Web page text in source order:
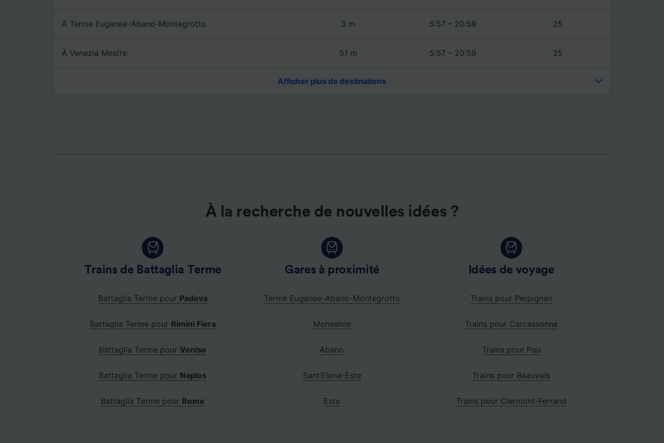
À Terme Euganee-Abano-Montegrotto 3 m 5:57 – 20:59 25
À Venezia Mestre 51 m 5:57 – 20:59 25
Afficher plus de destinations
À la recherche de nouvelles idées ?
Trains de Battaglia Terme
Battaglia Terme pour Padova
Battaglia Terme pour Rimini Fiera
Battaglia Terme pour Venise
Battaglia Terme pour Naples
Battaglia Terme pour Rome
Gares à proximité
Terme Euganee-Abano-Montegrotto
Monselice
Abano
Sant’Elena-Este
Este
Idées de voyage
Trains pour Perpignan
Trains pour Carcassonne
Trains pour Pau
Trains pour Beauvais
Trains pour Clermont-Ferrand
Liste de nos partenaires (fournisseurs)